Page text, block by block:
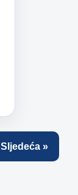
Sljedeća »